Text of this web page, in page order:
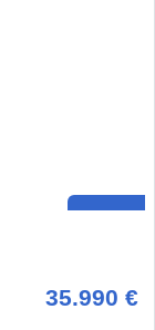
35.990 €